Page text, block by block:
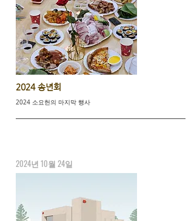
2024 송년회
2024 소요헌의 마지막 행사
2024년 10월 24일